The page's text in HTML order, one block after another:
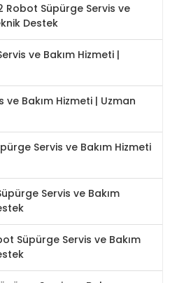
Robot Süpürge Servis ve
Destek
ve Bakım Hizmeti |
Bakım Hizmeti | Uzman
Servis ve Bakım Hizmeti
Servis ve Bakım
Süpürge Servis ve Bakım